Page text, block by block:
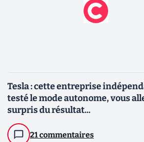
Tesla : cette entreprise
testé le mode autonome, vous
surpris du résultat...
21 commentaires